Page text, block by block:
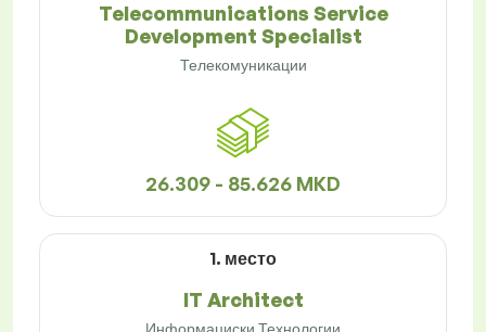
Telecommunications Service
Development Specialist
Телекомуникации
26.309 - 85.626 MKD
1. место
IT Architect